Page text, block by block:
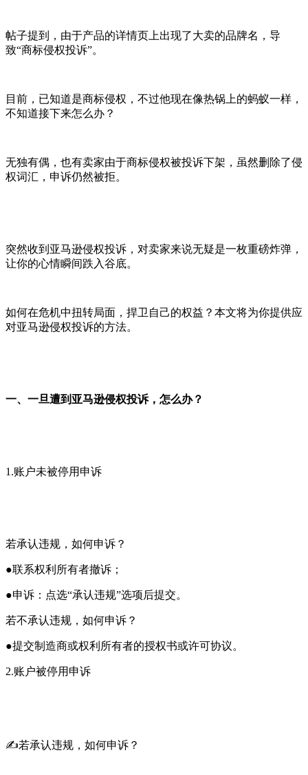
帖子提到，由于产品的详情页上出现了大卖的品牌名，导
致“商标侵权投诉”。
目前，已知道是商标侵权，不过他现在像热锅上的蚂蚁一样，
不知道接下来怎么办？
无独有偶，也有卖家由于商标侵权被投诉下架，虽然删除了侵
权词汇，申诉仍然被拒。
突然收到亚马逊侵权投诉，对卖家来说无疑是一枚重磅炸弹，
让你的心情瞬间跌入谷底。
如何在危机中扭转局面，捍卫自己的权益？本文将为你提供应
对亚马逊侵权投诉的方法。
一、 一旦遭到亚马逊侵权投诉，怎么办？
1.账户未被停用申诉
若承认违规，如何申诉？
●联系权利所有者撤诉；
●申诉：点选“承认违规”选项后提交。
若不承认违规，如何申诉？
●提交制造商或权利所有者的授权书或许可协议。
2.账户被停用申诉
✍若承认违规，如何申诉？